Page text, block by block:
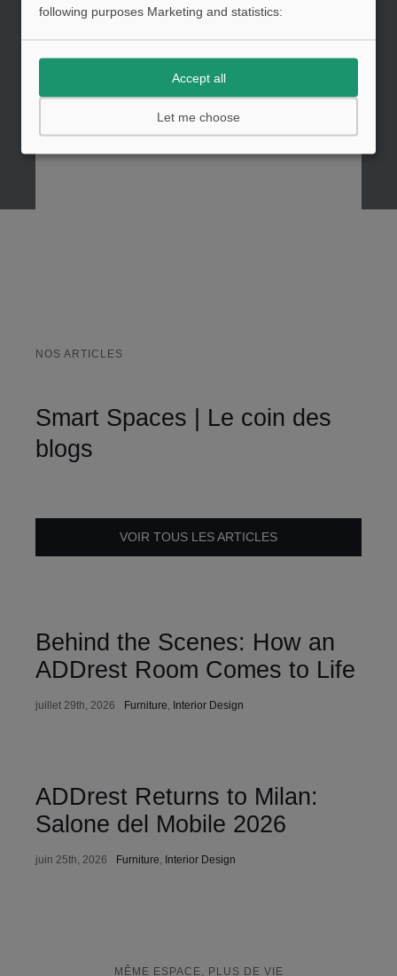
réduisant ainsi le
besoin de
nouvelles
constructions.
NOS ARTICLES
Smart Spaces | Le coin des
blogs
VOIR TOUS LES ARTICLES
Behind the Scenes: How an
ADDrest Room Comes to Life
juillet 29th, 2026 Furniture, Interior Design
ADDrest Returns to Milan:
Salone del Mobile 2026
juin 25th, 2026 Furniture, Interior Design
MÊME ESPACE, PLUS DE VIE
following purposes Marketing and statistics:
Let me choose
Accept all